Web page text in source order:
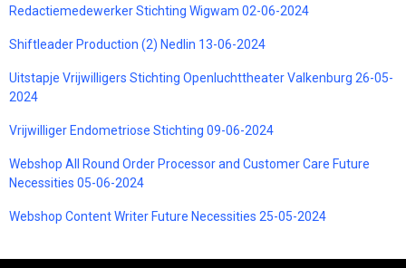
Redactiemedewerker Stichting Wigwam 02-06-2024
Shiftleader Production (2) Nedlin 13-06-2024
Uitstapje Vrijwilligers Stichting Openluchttheater Valkenburg 26-05-
2024
Vrijwilliger Endometriose Stichting 09-06-2024
Webshop All Round Order Processor and Customer Care Future
Necessities 05-06-2024
Webshop Content Writer Future Necessities 25-05-2024